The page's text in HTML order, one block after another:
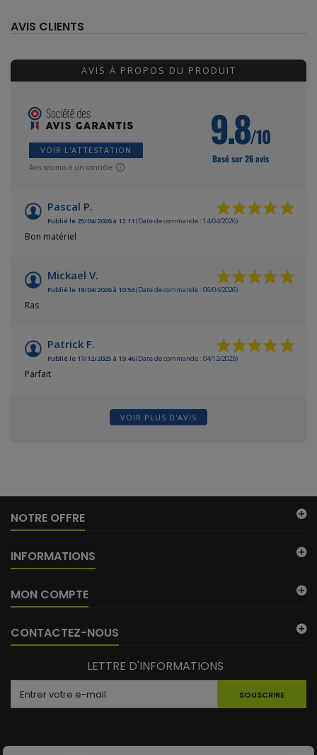
AVIS CLIENTS
AVIS À PROPOS DU PRODUIT
VOIR L'ATTESTATION
Avis soumis à un contrôle
9.8/10
Basé sur 26 avis
Pascal P.
Publié le 25/04/2026 à 12:11 (Date de commande : 14/04/2026)
Bon matériel
Mickael V.
Publié le 18/04/2026 à 10:56(Date de commande : 06/04/2026)
Ras
Patrick F.
Publié le 17/12/2025 à 19:46(Date de commande : 04/12/2025)
Parfait
VOIR PLUS D'AVIS
NOTRE OFFRE
INFORMATIONS
MON COMPTE
CONTACTEZ-NOUS
LETTRE D'INFORMATIONS
SOUSCRIRE